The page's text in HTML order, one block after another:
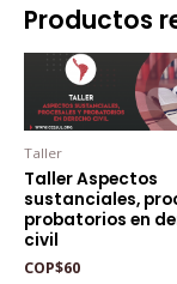
Productos
Taller
Taller Aspectos
sustanciales,
probatorios en
civil
COP$60